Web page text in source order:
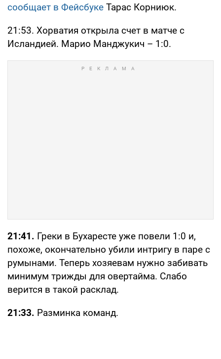
сообщает в Фейсбуке Тарас Корниюк.
21:53. Хорватия открыла счет в матче с
Исландией. Марио Манджукич – 1:0.
21:41. Греки в Бухаресте уже повели 1:0 и,
похоже, окончательно убили интригу в паре с
румынами. Теперь хозяевам нужно забивать
минимум трижды для овертайма. Слабо
верится в такой расклад.
21:33. Разминка команд.